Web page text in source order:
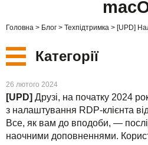
TuchaBit+
TuchaMetal
TuchaBackup
Хмари для e-commerce
Хостинг сайтів-
Віддалений офіс
Стати партнером
Відгуки
Компанія
Кар'єра
Головна Блог Техпідтримка [UPD]
Категорії
Нові
Сервіси
Рішення
26 лютого 2024
[UPD] Друзі, на початку 2024
з налаштування RDP-клієнта
Все, як вам до вподоби, —
наочними доповненнями.